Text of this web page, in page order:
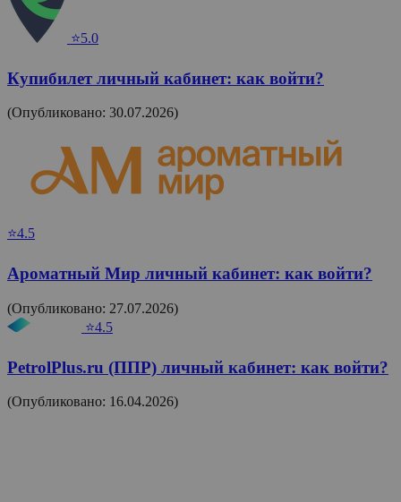
⭐5.0
Купибилет личный кабинет: как войти?
(Опубликовано: 30.07.2026)
⭐4.5
Ароматный Мир личный кабинет: как войти?
(Опубликовано: 27.07.2026)
⭐4.5
PetrolPlus.ru (ППР) личный кабинет: как войти?
(Опубликовано: 16.04.2026)